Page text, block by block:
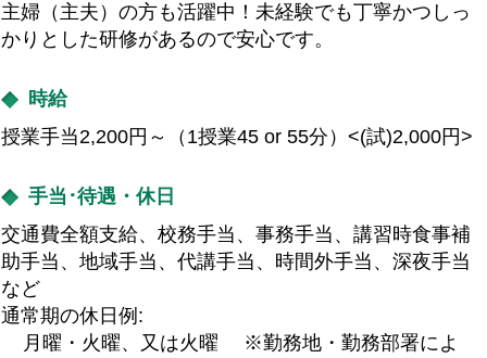
主婦（主夫）の方も活躍中！未経験でも丁寧かつしっ
かりとした研修があるので安心です。
時給
授業手当2,200円～（1授業45 or 55分）<(試)2,000円>
手当･待遇・休日
交通費全額支給、校務手当、事務手当、講習時食事補
助手当、地域手当、代講手当、時間外手当、深夜手当
など
通常期の休日例:
月曜・火曜、又は火曜 ※勤務地・勤務部署によ